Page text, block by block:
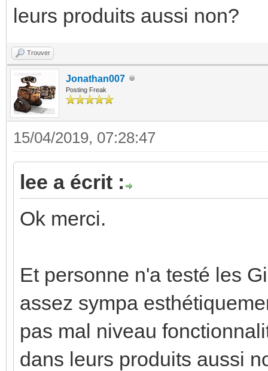
leurs produits aussi non?
Trouver
Jonathan007
Posting Freak
15/04/2019, 07:28:47
lee a écrit :
Ok merci.
Et personne n'a testé les
assez sympa
pas mal niveau
dans leurs produits aussi